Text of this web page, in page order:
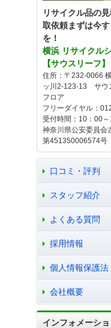
リサイクル品の
取依頼まずは今
を！
横浜 リサイクル
【サウスリーフ】
住所：〒232-0066
ッ川2-123-13 サウ
フロア
フリーダイヤル：
受付時間：10：00
神奈川県公安委員会
第451350006574号
口コミ・評判
スタッフ紹介
よくある質問
採用情報
個人情報保護法
会社概要
インフォメーシ